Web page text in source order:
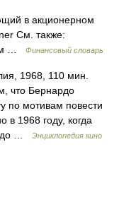
в акционерном
См. также:
…
Финансовый словарь
1968, 110 мин.
что Бернардо
по мотивам повести
в 1968 году, когда
до …
Энциклопедия кино